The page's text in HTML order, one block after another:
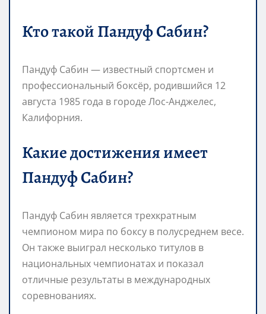
Кто такой Пандуф Сабин?
Пандуф Сабин — известный спортсмен и
профессиональный боксёр, родившийся 12
августа 1985 года в городе Лос-Анджелес,
Калифорния.
Какие достижения имеет
Пандуф Сабин?
Пандуф Сабин является трехкратным
чемпионом мира по боксу в полусреднем весе.
Он также выиграл несколько титулов в
национальных чемпионатах и показал
отличные результаты в международных
соревнованиях.